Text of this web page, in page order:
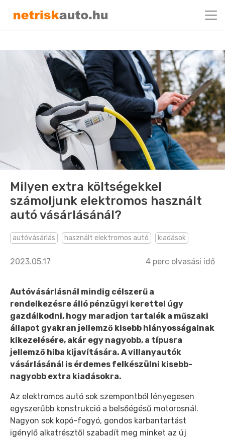
Milyen extra költségekkel
számoljunk elektromos használt
autó vásárlásánál?
autóvásárlás használt elektromos autó kiadások
2023.05.17 4 perc olvasási idő
Autóvásárlásnál mindig célszerű a
rendelkezésre álló pénzügyi kerettel úgy
gazdálkodni, hogy maradjon tartalék a műszaki
állapot gyakran jellemző kisebb hiányosságainak
kikezelésére, akár egy nagyobb, a típusra
jellemző hiba kijavítására. A villanyautók
vásárlásánál is érdemes felkészülni kisebb-
nagyobb extra kiadásokra.
Az elektromos autó sok szempontból lényegesen
egyszerűbb konstrukció a belsőégésű motorosnál.
Nagyon sok kopó-fogyó, gondos karbantartást
igénylő alkatrésztől szabadít meg minket az új